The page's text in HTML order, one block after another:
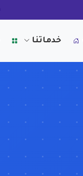
خدماتنا